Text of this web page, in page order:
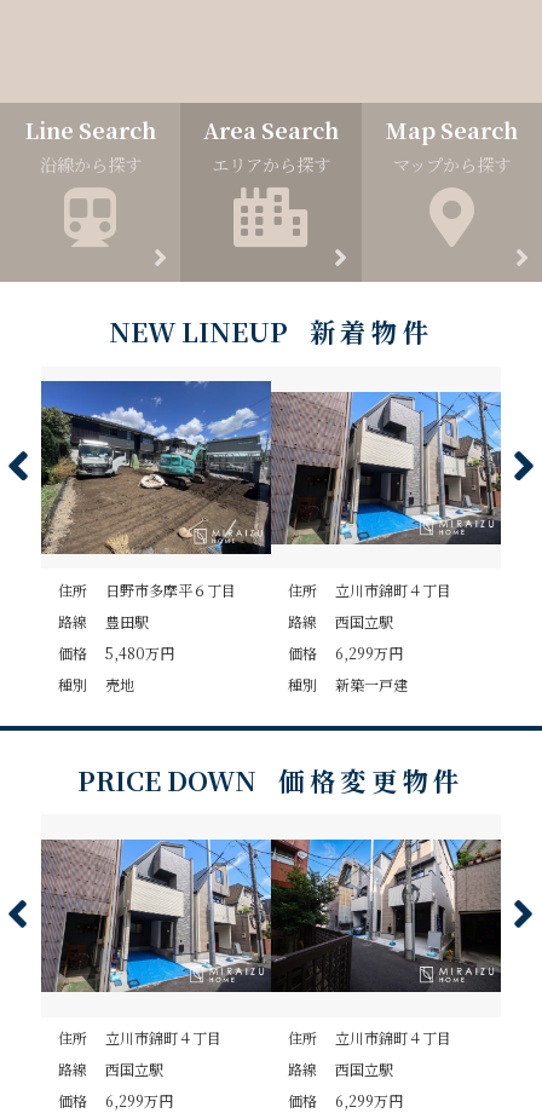
Line Search
沿線から探す
Area Search
エリアから探す
Map Search
マップから探す
NEW LINEUP 新着物件
住所 日野市多摩平６丁目
路線 豊田駅
価格 5,480万円
種別 売地
住所 立川市錦町４丁目
路線 西国立駅
価格 6,299万円
種別 新築一戸建
PRICE DOWN 価格変更物件
住所 立川市錦町４丁目
路線 西国立駅
価格 6,299万円
住所 立川市錦町４丁目
路線 西国立駅
価格 6,299万円